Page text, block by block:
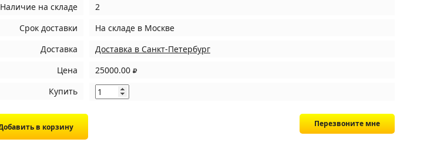
Наличие на складе
2
Срок доставки
На складе в Москве
Доставка
Доставка в Санкт-Петербург
Цена
25000.00
Купить
Перезвоните мне